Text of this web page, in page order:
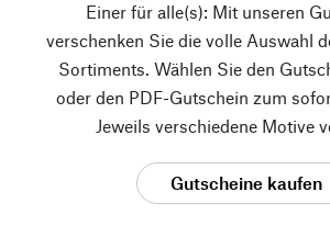
Einer für alle(s): Mit unseren
verschenken Sie die volle Auswahl
Sortiments. Wählen Sie den
oder den PDF-Gutschein zum
Jeweils verschiedene Motive
Gutscheine kaufen